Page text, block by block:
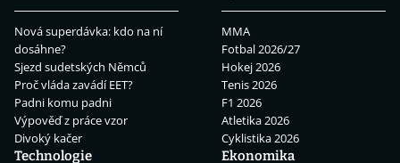
Nová superdávka: kdo na ní
dosáhne?
Sjezd sudetských Němců
Proč vláda zavádí EET?
Padni komu padni
Výpověď z práce vzor
Divoký kačer
MMA
Fotbal 2026/27
Hokej 2026
Tenis 2026
F1 2026
Atletika 2026
Cyklistika 2026
Technologie
Ekonomika